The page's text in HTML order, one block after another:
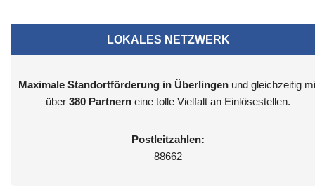
LOKALES NETZWERK
Maximale Standortförderung in Überlingenund gleichzeitig
über 380 Partnern eine tolle Vielfalt an Einlösestellen.
Postleitzahlen:
88662